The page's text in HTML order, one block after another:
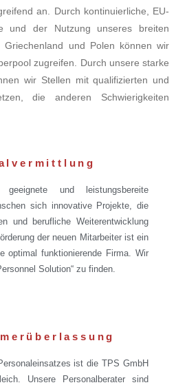
an. Durch kontinuierliche, EU-
und der Nutzung unseres breiten
Griechenland und Polen können wir
zugreifen. Durch unsere starke
wir Stellen mit qualifizierten und
die anderen Schwierigkeiten
geeignete und leistungsbereite
sich innovative Projekte, die
und berufliche Weiterentwicklung
der neuen Mitarbeiter ist ein
optimal funktionierende Firma. Wir
Solution“ zu finden.
ist die TPS GmbH
Unsere Personalberater sind